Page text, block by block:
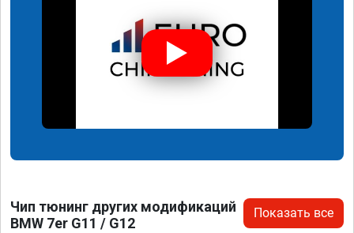
Чип тюнинг других модификаций
BMW 7er G11 / G12
Показать все